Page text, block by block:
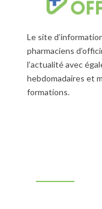
Le site
pharmaciens
l’actualité avec
hebdomadaires et
formations.